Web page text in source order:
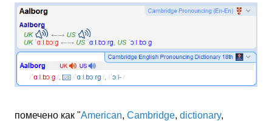
помечено как "American, Cambridge, dictionary,